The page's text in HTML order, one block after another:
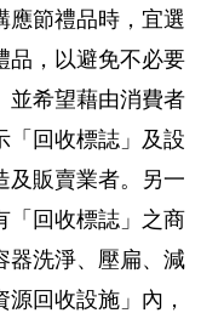
應節禮品時，宜選
品，以避免不必要
並希望藉由消費者
「回收標誌」及設
及販賣業者。另一
「回收標誌」之商
器洗淨、壓扁、減
回收設施」內，